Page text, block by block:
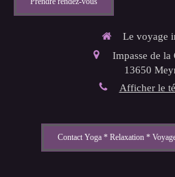
Le voyage
Impasse de la
13650
Afficher le
Contact Yoga * Relaxation *